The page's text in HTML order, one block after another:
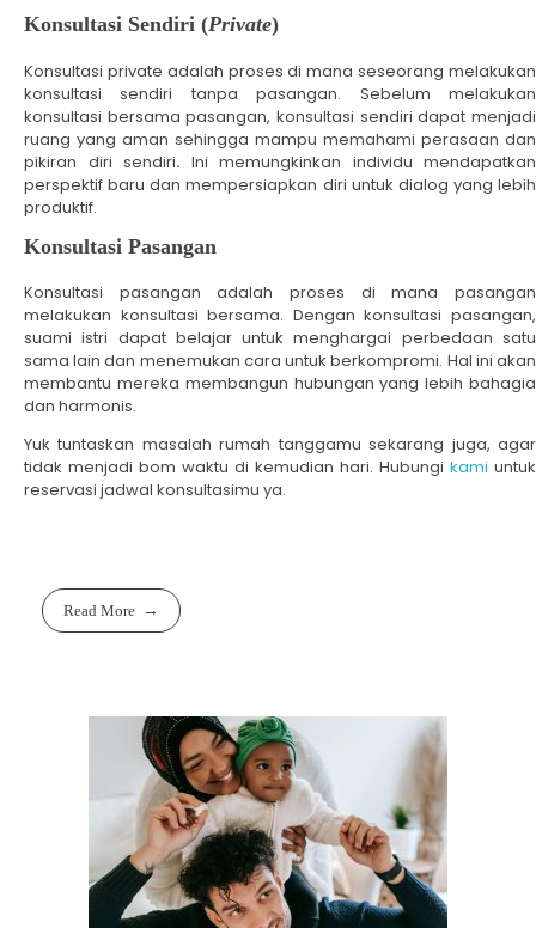
Konsultasi Sendiri (Private)
Konsultasi private adalah proses di mana seseorang melakukan
konsultasi sendiri tanpa pasangan. Sebelum melakukan
konsultasi bersama pasangan, konsultasi sendiri dapat menjadi
ruang yang aman sehingga mampu memahami perasaan dan
pikiran diri sendiri. Ini memungkinkan individu mendapatkan
perspektif baru dan mempersiapkan diri untuk dialog yang lebih
produktif.
Konsultasi Pasangan
Konsultasi pasangan adalah proses di mana pasangan
melakukan konsultasi bersama. Dengan konsultasi pasangan,
suami istri dapat belajar untuk menghargai perbedaan satu
sama lain dan menemukan cara untuk berkompromi. Hal ini akan
membantu mereka membangun hubungan yang lebih bahagia
dan harmonis.
Yuk tuntaskan masalah rumah tanggamu sekarang juga, agar
tidak menjadi bom waktu di kemudian hari. Hubungi kami untuk
reservasi jadwal konsultasimu ya.
Read More